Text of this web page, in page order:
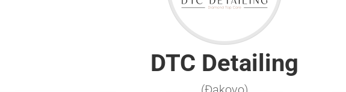
DTC Detailing